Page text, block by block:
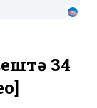
34